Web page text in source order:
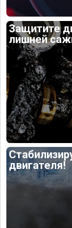
Защитите
лишней
двигателя!